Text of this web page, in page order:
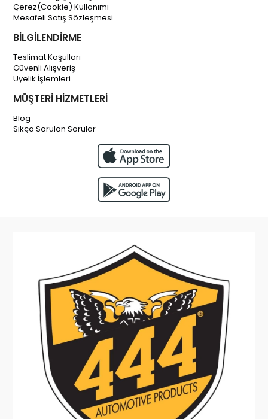
Çerez(Cookie) Kullanımı
Mesafeli Satış Sözleşmesi
BİLGİLENDİRME
Teslimat Koşulları
Güvenli Alışveriş
Üyelik İşlemleri
MÜŞTERİ HİZMETLERİ
Blog
Sıkça Sorulan Sorular